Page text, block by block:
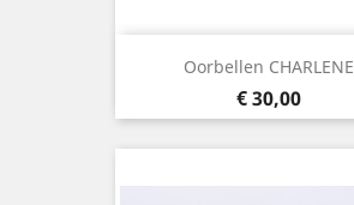
Oorbellen CHARLENE
Prijs
€ 30,00